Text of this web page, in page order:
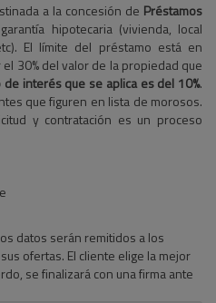
a la concesión de Préstamos
hipotecaria (vivienda, local
El límite del préstamo está en
30% del valor de la propiedad que
de interés que se aplica es del 10%.
que figuren en lista de morosos.
y contratación es un proceso
datos serán remitidos a los
ofertas. El cliente elige la mejor
se finalizará con una firma ante